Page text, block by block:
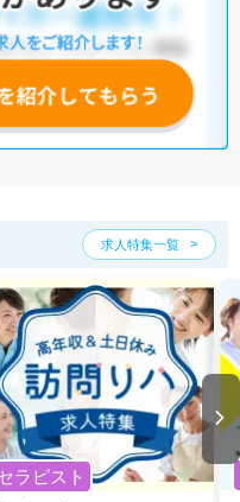
求人特集一覧
ラピスト